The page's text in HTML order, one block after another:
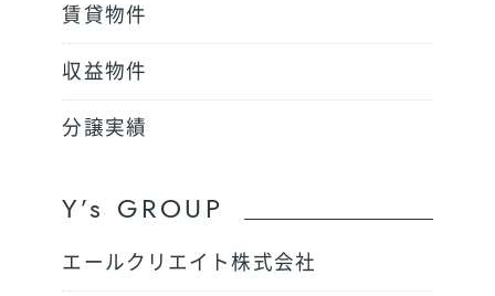
賃貸物件
収益物件
分譲実績
Y’s GROUP
エールクリエイト株式会社